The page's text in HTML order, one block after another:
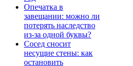
Опечатка в
завещании: можно ли
потерять наследство
из-за одной буквы?
Сосед сносит
несущие стены: как
остановить